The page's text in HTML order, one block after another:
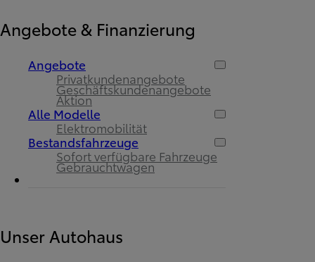
Angebote & Finanzierung
Angebote
Privatkundenangebote
Geschäftskundenangebote
Aktion
Alle Modelle
Elektromobilität
Bestandsfahrzeuge
Sofort verfügbare Fahrzeuge
Gebrauchtwagen
Unser Autohaus